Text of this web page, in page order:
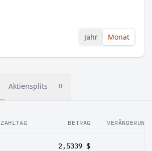
Jahr Monat
Aktiensplits 0
ZAHLTAG BETRAG VERÄNDERUNG
2,5339 $